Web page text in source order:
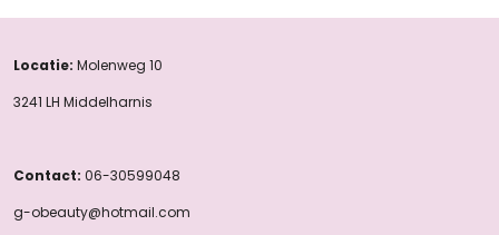
Locatie: Molenweg 10
3241 LH Middelharnis
Contact: 06-30599048
g-obeauty@hotmail.com